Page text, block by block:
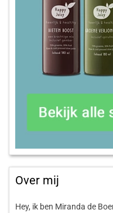
Over mij
Hey, ik ben Miranda de